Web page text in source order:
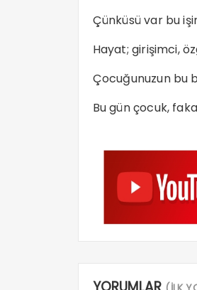
Çünküsü var bu
Hayat; girişimci,
Çocuğunuzun bu
Bu gün çocuk,